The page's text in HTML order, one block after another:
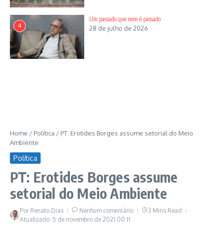
4
Um passado que nem é passado
28 de julho de 2026
Home / Política / PT: Erotides Borges assume setorial do Meio
Ambiente
Política
PT: Erotides Borges assume
setorial do Meio Ambiente
Por Renato Dias Nenhum comentário
3 Mins Read
Atualizado: 5 de novembro de 2021 00:11